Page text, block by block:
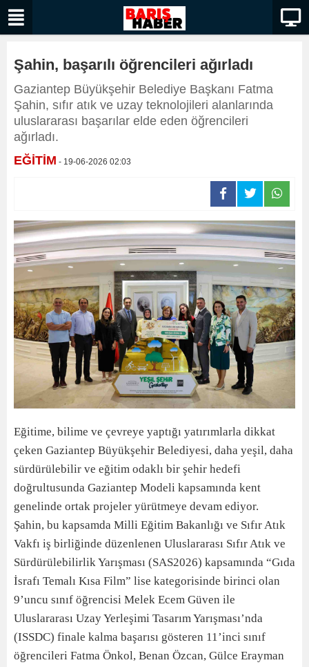
Şahin, başarılı öğrencileri ağırladı
Gaziantep Büyükşehir Belediye Başkanı Fatma
Şahin, sıfır atık ve uzay teknolojileri alanlarında
uluslararası başarılar elde eden öğrencileri
ağırladı.
EĞİTİM - 19-06-2026 02:03
Eğitime, bilime ve çevreye yaptığı yatırımlarla dikkat
çeken Gaziantep Büyükşehir Belediyesi, daha yeşil, daha
sürdürülebilir ve eğitim odaklı bir şehir hedefi
doğrultusunda Gaziantep Modeli kapsamında kent
genelinde ortak projeler yürütmeye devam ediyor.
Şahin, bu kapsamda Milli Eğitim Bakanlığı ve Sıfır Atık
Vakfı iş birliğinde düzenlenen Uluslararası Sıfır Atık ve
Sürdürülebilirlik Yarışması (SAS2026) kapsamında “Gıda
İsrafı Temalı Kısa Film” lise kategorisinde birinci olan
9’uncu sınıf öğrencisi Melek Ecem Güven ile
Uluslararası Uzay Yerleşimi Tasarım Yarışması’nda
(ISSDC) finale kalma başarısı gösteren 11’inci sınıf
öğrencileri Fatma Önkol, Benan Özcan, Gülce Erayman